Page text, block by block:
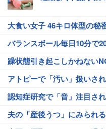
大食い女子 46キロ体型の秘
バランスボール毎日10分で
躁状態引き起こしかねない
アトピーで「汚い」扱いさ
認知症研究で「音」注目さ
夫の「産後うつ」にみられ